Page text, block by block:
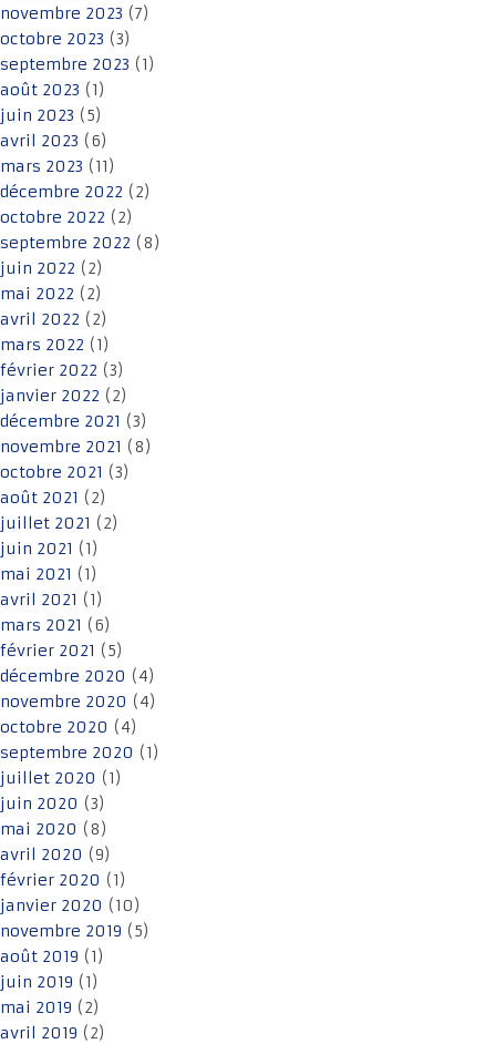
novembre 2023 (7)
octobre 2023 (3)
septembre 2023 (1)
août 2023 (1)
juin 2023 (5)
avril 2023 (6)
mars 2023 (11)
décembre 2022 (2)
octobre 2022 (2)
septembre 2022 (8)
juin 2022 (2)
mai 2022 (2)
avril 2022 (2)
mars 2022 (1)
février 2022 (3)
janvier 2022 (2)
décembre 2021 (3)
novembre 2021 (8)
octobre 2021 (3)
août 2021 (2)
juillet 2021 (2)
juin 2021 (1)
mai 2021 (1)
avril 2021 (1)
mars 2021 (6)
février 2021 (5)
décembre 2020 (4)
novembre 2020 (4)
octobre 2020 (4)
septembre 2020 (1)
juillet 2020 (1)
juin 2020 (3)
mai 2020 (8)
avril 2020 (9)
février 2020 (1)
janvier 2020 (10)
novembre 2019 (5)
août 2019 (1)
juin 2019 (1)
mai 2019 (2)
avril 2019 (2)